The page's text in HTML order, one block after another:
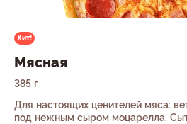
Хит!
Мясная
385 г
Для настоящих ценителей мяса:
под нежным сыром моцарелла.